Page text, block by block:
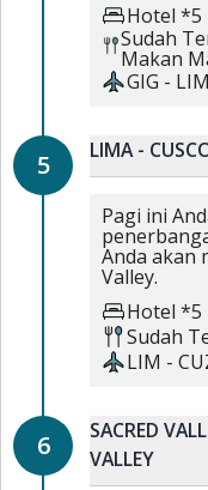
Hotel *5
Sudah
Makan
GIG - LIM
5 LIMA -
Pagi ini
Anda akan
Valley.
Hotel *5
Sudah
LIM -
6
SACRED
VALLEY